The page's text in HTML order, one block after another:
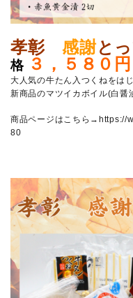
孝彰 感謝と
格 ３，５８０円
大人気の牛たん入つくねをは
新商品のマツイカボイル(白醤
商品ページはこちら→ https://
80